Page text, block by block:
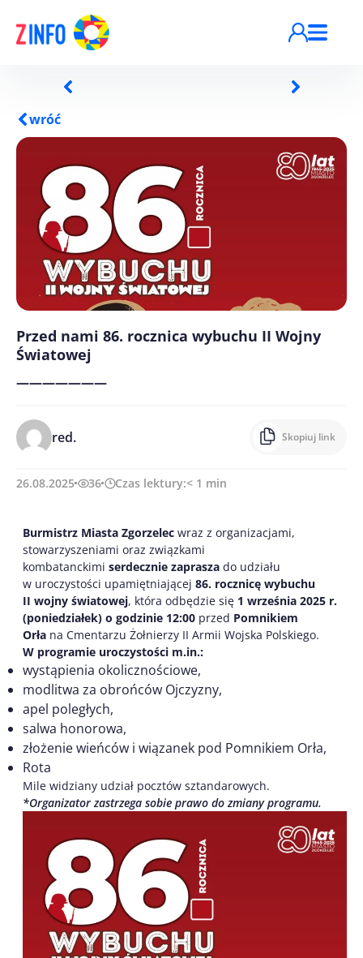
wróć
Przed nami 86. rocznica wybuchu II Wojny
Światowej
———————
red. Skopiuj link
26.08.2025 36 Czas lektury:< 1 min
Burmistrz Miasta Zgorzelec wraz z organizacjami,
stowarzyszeniami oraz związkami
kombatanckimi serdecznie zaprasza do udziału
w uroczystości upamiętniającej 86. rocznicę wybuchu
II wojny światowej, która odbędzie się 1 września 2025 r.
(poniedziałek) o godzinie 12:00 przed Pomnikiem
Orła na Cmentarzu Żołnierzy II Armii Wojska Polskiego.
W programie uroczystości m.in.:
wystąpienia okolicznościowe,
modlitwa za obrońców Ojczyzny,
apel poległych,
salwa honorowa,
złożenie wieńców i wiązanek pod Pomnikiem Orła,
Rota
Mile widziany udział pocztów sztandarowych.
*Organizator zastrzega sobie prawo do zmiany programu.